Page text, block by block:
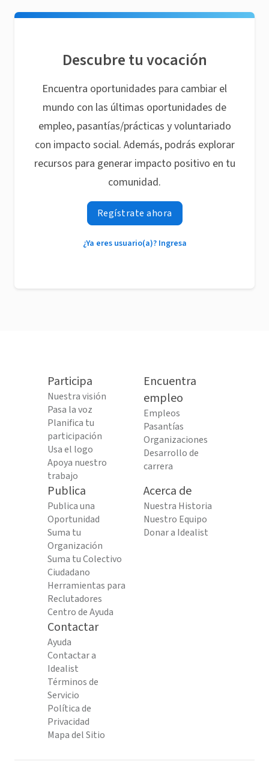
Descubre tu vocación
Encuentra oportunidades para cambiar el
mundo con las últimas oportunidades de
empleo, pasantías/prácticas y voluntariado
con impacto social. Además, podrás explorar
recursos para generar impacto positivo en tu
comunidad.
Regístrate ahora
¿Ya eres usuario(a)? Ingresa
Participa
Nuestra visión
Pasa la voz
Planifica tu
participación
Usa el logo
Apoya nuestro
trabajo
Encuentra
empleo
Empleos
Pasantías
Organizaciones
Desarrollo de
carrera
Publica
Publica una
Oportunidad
Suma tu
Organización
Suma tu Colectivo
Ciudadano
Herramientas para
Reclutadores
Centro de Ayuda
Acerca de
Nuestra Historia
Nuestro Equipo
Donar a Idealist
Contactar
Ayuda
Contactar a
Idealist
Términos de
Servicio
Política de
Privacidad
Mapa del Sitio